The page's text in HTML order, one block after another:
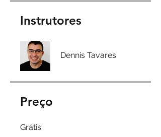
Instrutores
Dennis Tavares
Preço
Grátis